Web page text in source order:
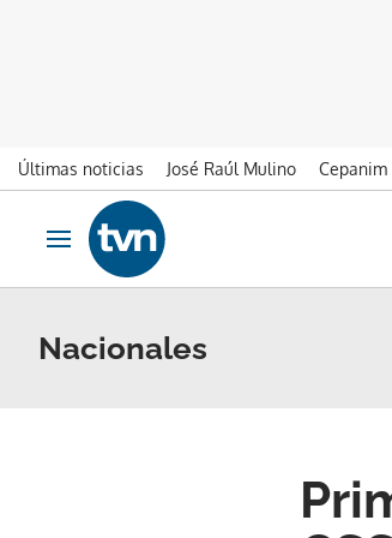
Últimas noticias José Raúl Mulino Cepanim
Ir al contenido
Obrir navegació
Nacionales